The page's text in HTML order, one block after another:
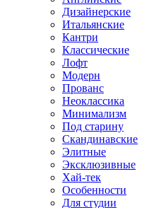
Дизайнерские
Итальянские
Кантри
Классические
Лофт
Модерн
Прованс
Неоклассика
Минимализм
Под старину
Скандинавские
Элитные
Эксклюзивные
Хай-тек
Особенности
Для студии